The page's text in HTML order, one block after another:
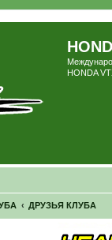
HONDA
ДРУЗЬЯ КЛУБА